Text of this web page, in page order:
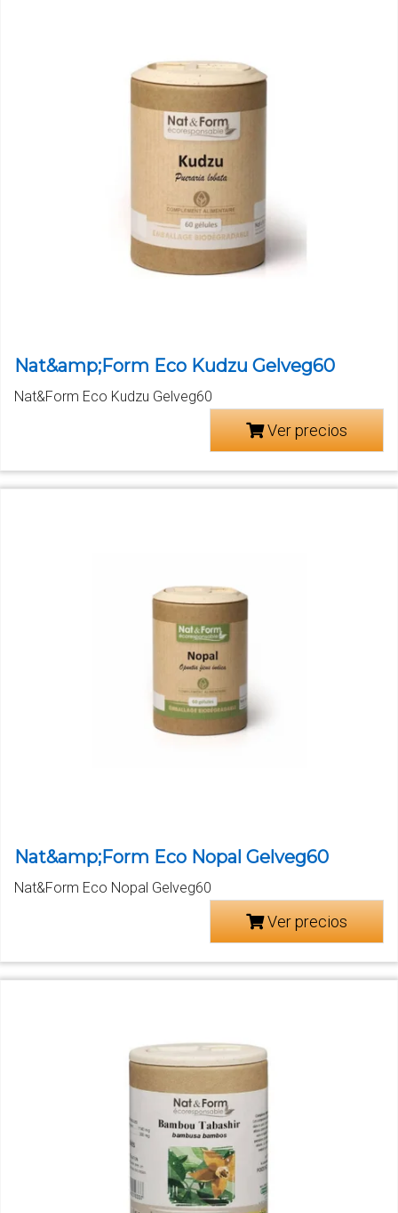
Nat&amp;Form Eco Kudzu Gelveg60
Nat&Form Eco Kudzu Gelveg60
Ver precios
Nat&amp;Form Eco Nopal Gelveg60
Nat&Form Eco Nopal Gelveg60
Ver precios